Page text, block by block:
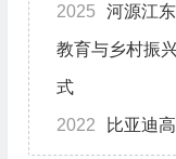
2025 河源江
教育与乡村振
式
2022 比亚迪